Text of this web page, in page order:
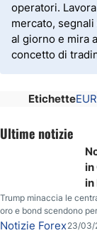
operatori.
mercato,
al giorno e mira
concetto di
Etichette
Ultime notizie
in
in
Trump minaccia le
oro e bond scendono
correzione; il petrolio
Notizie Forex23/03/